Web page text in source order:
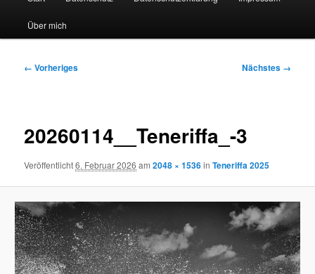
Über mich
Bilder-
← Vorheriges Nächstes →
20260114__Teneriffa_-3
Veröffentlicht6. Februar 2026 am2048 × 1536inTeneriffa 2025